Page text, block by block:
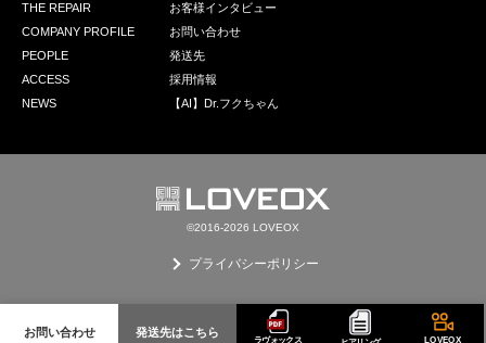
お問い合わせ 発送先はこちら
ラヴォックス LOVEOX
THE REPAIR
COMPANY PROFILE
PEOPLE
ACCESS
NEWS
お客様インタビュー
お問い合わせ
発送先
採用情報
【AI】Dr.フクちゃん
©2016-2026 LOVEOX
プライバシーポリシー